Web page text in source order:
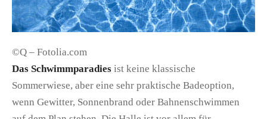
©Q – Fotolia.com
Das Schwimmparadies ist keine klassische
Sommerwiese, aber eine sehr praktische Badeoption,
wenn Gewitter, Sonnenbrand oder Bahnenschwimmen